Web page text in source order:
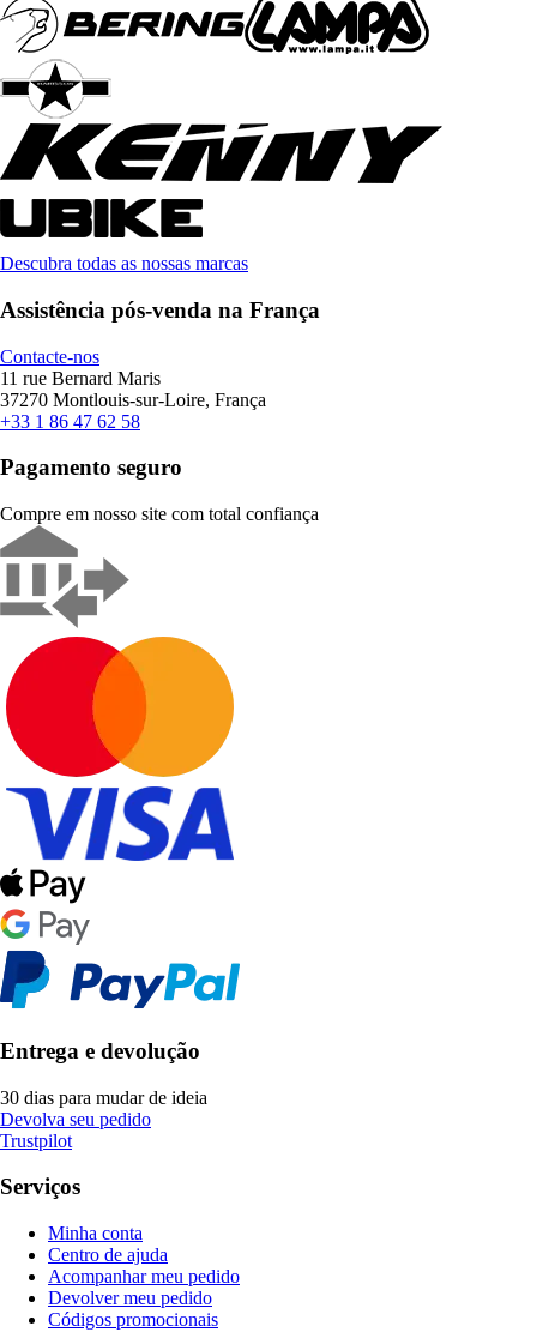
Descubra todas as nossas marcas
Assistência pós-venda na França
Contacte-nos
11 rue Bernard Maris
37270 Montlouis-sur-Loire, França
+33 1 86 47 62 58
Pagamento seguro
Compre em nosso site com total confiança
Entrega e devolução
30 dias para mudar de ideia
Devolva seu pedido
Trustpilot
Serviços
Minha conta
Centro de ajuda
Acompanhar meu pedido
Devolver meu pedido
Códigos promocionais